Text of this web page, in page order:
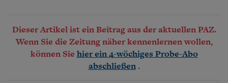
Dieser Artikel ist ein Beitrag aus der aktuellen PAZ.
Wenn Sie die Zeitung näher kennenlernen wollen,
können Sie hier ein 4-wöchiges Probe-Abo
abschließen .